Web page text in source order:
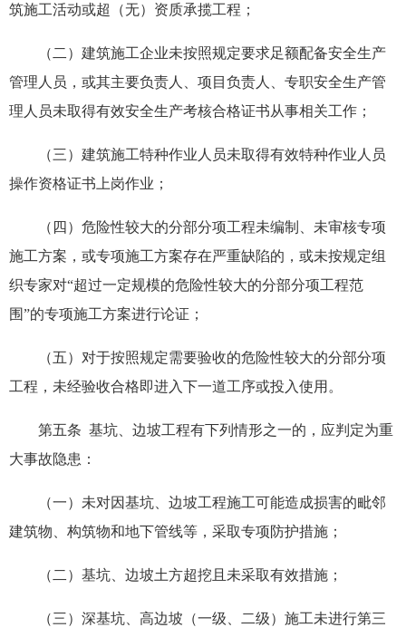
筑施工活动或超（无）资质承揽工程；
（二）建筑施工企业未按照规定要求足额配备安全生产
管理人员，或其主要负责人、项目负责人、专职安全生产管
理人员未取得有效安全生产考核合格证书从事相关工作；
（三）建筑施工特种作业人员未取得有效特种作业人员
操作资格证书上岗作业；
（四）危险性较大的分部分项工程未编制、未审核专项
施工方案，或专项施工方案存在严重缺陷的，或未按规定组
织专家对“超过一定规模的危险性较大的分部分项工程范
围”的专项施工方案进行论证；
（五）对于按照规定需要验收的危险性较大的分部分项
工程，未经验收合格即进入下一道工序或投入使用。
第五条 基坑、边坡工程有下列情形之一的，应判定为重
大事故隐患：
（一）未对因基坑、边坡工程施工可能造成损害的毗邻
建筑物、构筑物和地下管线等，采取专项防护措施；
（二）基坑、边坡土方超挖且未采取有效措施；
（三）深基坑、高边坡（一级、二级）施工未进行第三